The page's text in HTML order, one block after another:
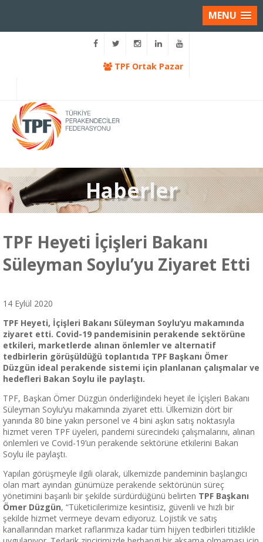
MENU
TPF Ortak Pazar
Haberler
TPF Heyeti İçişleri Bakanı
Süleyman Soylu’yu Ziyaret Etti
14 Eylül 2020
TPF Heyeti, İçişleri Bakanı Süleyman Soylu’yu makamında
ziyaret etti. Covid-19 pandemisinin perakende sektörüne
etkileri, marketlerde alınan önlemler ve alternatif
tedbirlerin görüşüldüğü toplantıda TPF Başkanı Ömer
Düzgün ideal perakende sistemi için planlanan çalışmalar ve
hedefleri Bakan Soylu ile paylaştı.
TPF, Başkan Ömer Düzgün önderliğindeki heyet ile İçişleri Bakanı
Süleyman Soylu’yu makamında ziyaret etti. Ülkemizin dört bir
yanında 80 bine yakın personel ve 4 bini aşkın satış noktasıyla
hizmet veren TPF üyeleri, pandemi sürecindeki çalışmalarını, alınan
önlemleri ve Covid-19’un perakende sektörüne etkilerini Bakan
Soylu ile paylaştı.
Yapılan görüşmeyle ilgili olarak, ülkemizde pandeminin başlangıcı
olan mart ayından günümüze perakende sektörünün süreç
yönetimini başarılı bir şekilde sürdürdüğünü belirten TPF Başkanı
Ömer Düzgün, “Tüketicilerimize kesintisiz, güvenli ve hızlı bir
şekilde hizmet vermeye devam ediyoruz. Lojistik ve satış
kanallarından market raflarımıza kadar tüm hijyen tedbirleri titizlikle